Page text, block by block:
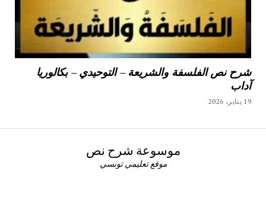
شرح نص الفلسفة والشريعة – التوحيدي – بكالوريا
آداب
19 يناير، 2026
موسوعة شرح نص
موقع تعليمي تونسي